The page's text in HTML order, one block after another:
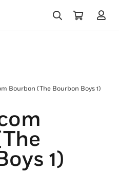
Bourbon (The Bourbon Boys 1)
1)